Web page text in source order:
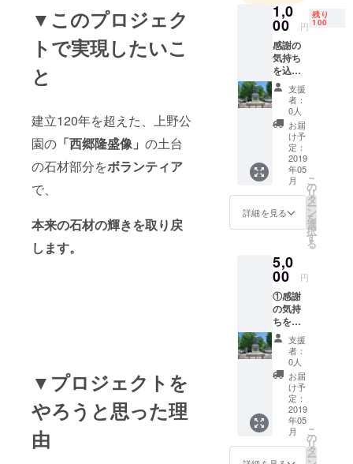
▼このプロジェク
トで実現したいこ
と
建立120年を超えた、上野公
園の 「西郷隆盛像」 の土台
の石材部分をボランティア
で、
本来の石材の輝きを取り戻
します。
▼プロジェクトを
やろうと思った理
由
1,0
00 円
残り
100
感謝の
気持ち
を込め
て、施
工前と
施工後
の完成
写真付
きの、
お礼
メール
をお送
りさせ
て頂き
ます。
支援
者：
0人
お届
け予
定：
2019
年05
月
詳細を見る
こ
の
リ
タ
ー
ン
を
選
択
す
る
5,0
00 円
①感謝
の気持
ちを込
めて、
施工前
と施工
後の完
成写真
付き
の、 お
礼メー
ルをお
送りさ
せて頂
支援
者：
0人
お届
け予
定：
2019
年05
月
こ
の
リ
タ
ー